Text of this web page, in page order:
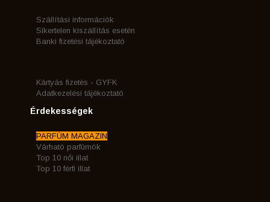
Szállítási információk
Sikertelen kiszállítás esetén
Banki fizetési tájékoztató
Kártyás fizetés - GYFK
Adatkezelési tájékoztató
Érdekességek
PARFÜM MAGAZIN
Várható parfümök
Top 10 női illat
Top 10 férfi illat